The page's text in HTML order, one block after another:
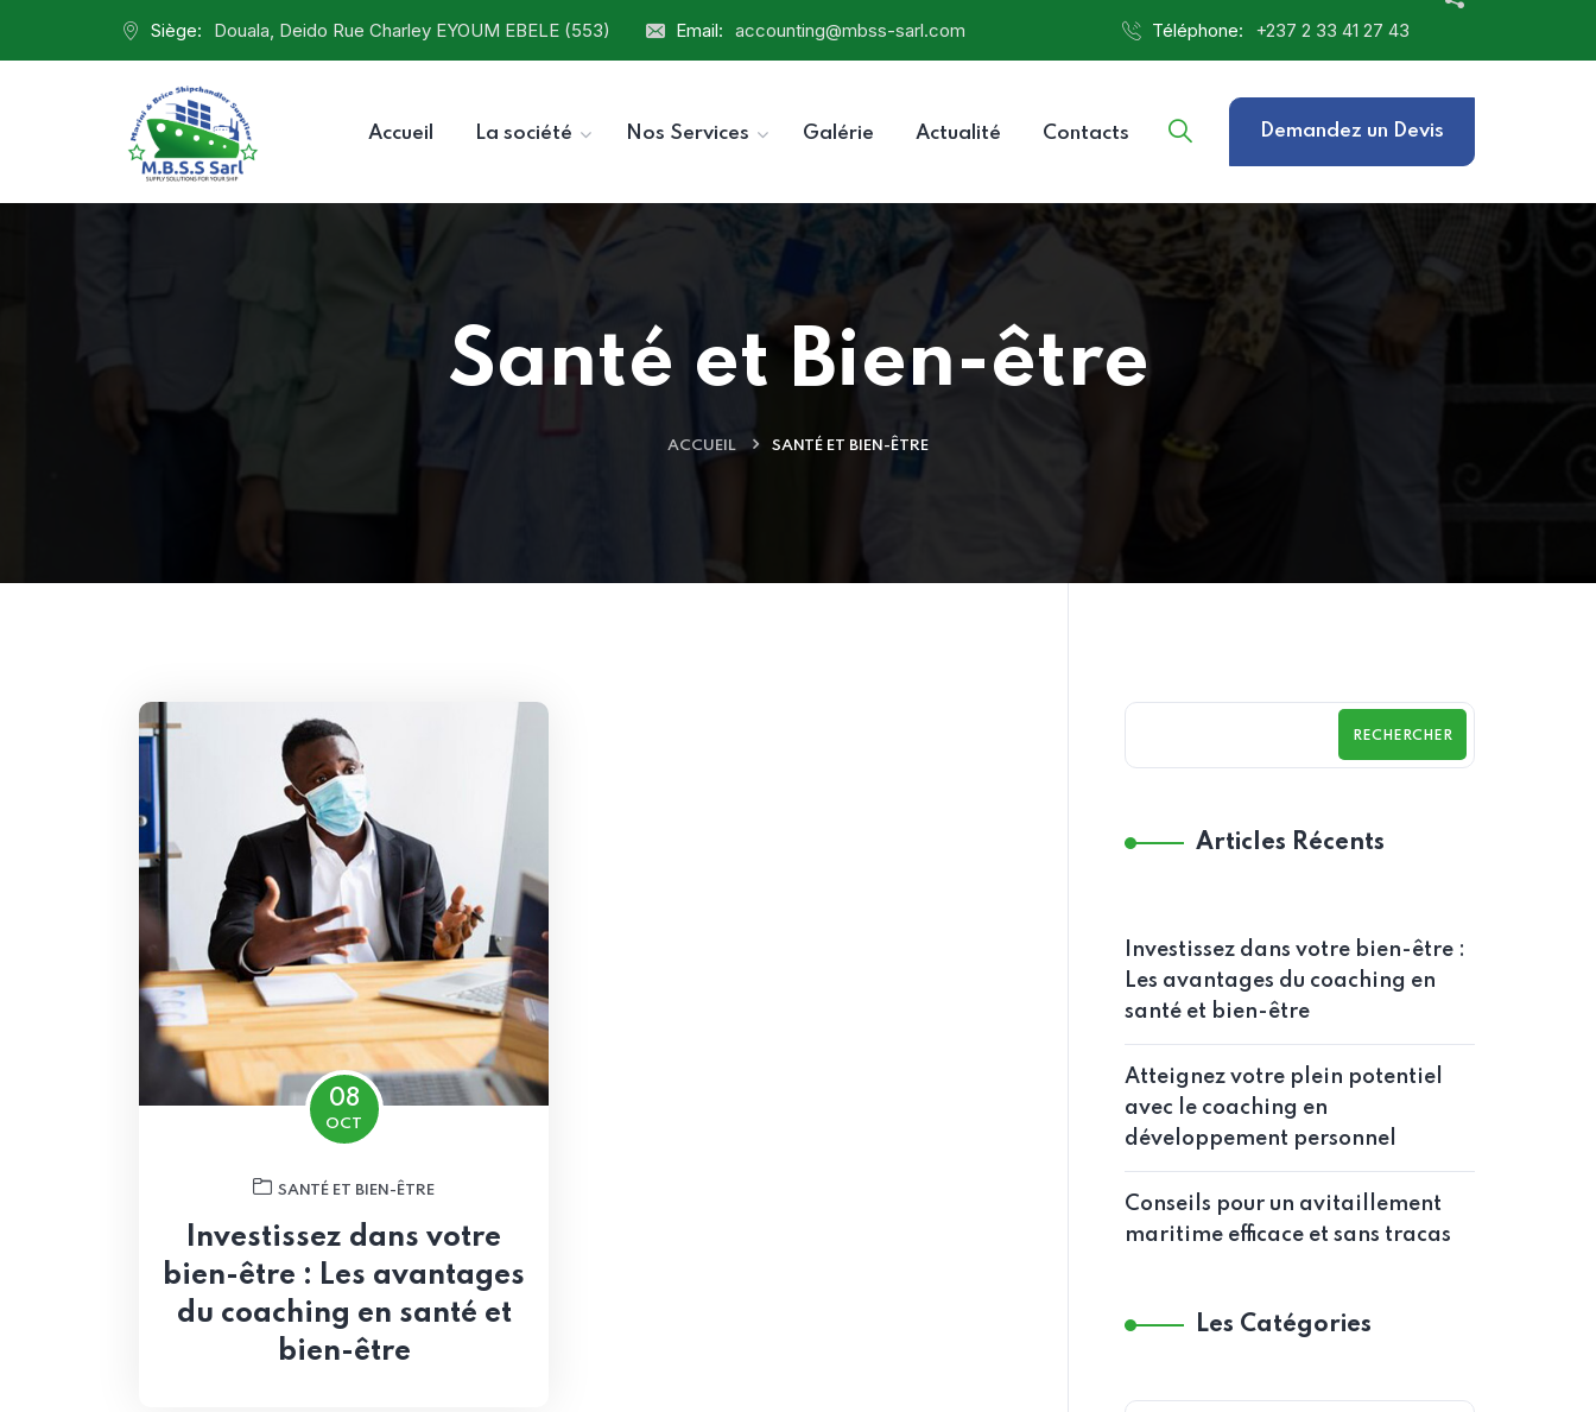
Siège: Douala, Deido Rue Charley EYOUM EBELE (553) Email: accounting@mbss-sarl.com Téléphone: ‎+237 2 33 41 27 43
Accueil La société Nos Services Galérie Actualité Contacts Demandez un Devis
Santé et Bien-être
ACCUEIL SANTÉ ET BIEN-ÊTRE
08
OCT
SANTÉ ET BIEN-ÊTRE
Investissez dans votre
bien-être : Les avantages
du coaching en santé et
bien-être
RECHERCHER
Articles Récents
Investissez dans votre bien-être :
Les avantages du coaching en
santé et bien-être
Atteignez votre plein potentiel
avec le coaching en
développement personnel
Conseils pour un avitaillement
maritime efficace et sans tracas
Les Catégories